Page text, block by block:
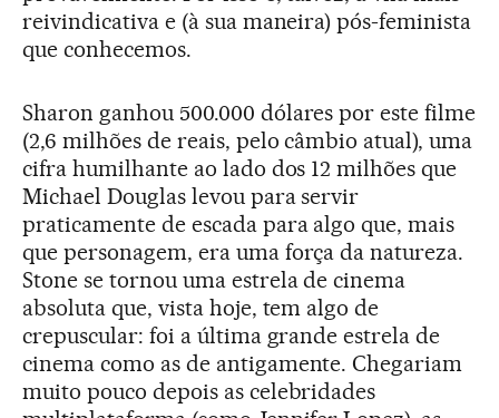
reivindicativa e (à sua maneira) pós-feminista
que conhecemos.
Sharon ganhou 500.000 dólares por este filme
(2,6 milhões de reais, pelo câmbio atual), uma
cifra humilhante ao lado dos 12 milhões que
Michael Douglas levou para servir
praticamente de escada para algo que, mais
que personagem, era uma força da natureza.
Stone se tornou uma estrela de cinema
absoluta que, vista hoje, tem algo de
crepuscular: foi a última grande estrela de
cinema como as de antigamente. Chegariam
muito pouco depois as celebridades